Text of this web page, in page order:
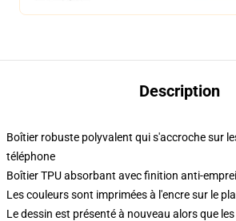
Description
Boîtier robuste polyvalent qui s'accroche sur
téléphone
Boîtier TPU absorbant avec finition anti-
Les couleurs sont imprimées à l'encre sur le
Le dessin est présenté à nouveau alors que